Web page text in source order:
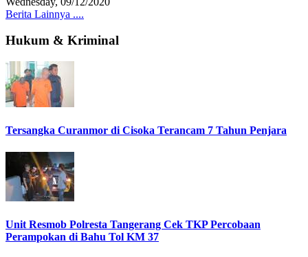
Berita Lainnya ....
Hukum & Kriminal
Tersangka Curanmor di Cisoka Terancam 7 Tahun Penjara
Unit Resmob Polresta Tangerang Cek TKP Percobaan
Perampokan di Bahu Tol KM 37